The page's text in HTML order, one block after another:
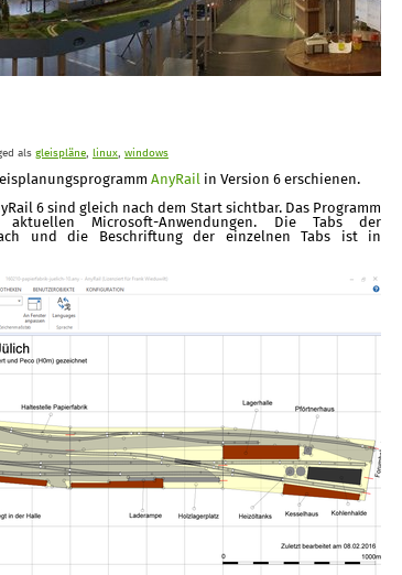
als gleispläne linux windows
AnyRail
in Version 6 erschienen.
6 sind gleich nach dem Start sichtbar. Das Programm
Microsoft-Anwendungen. Die Tabs der
und die Beschriftung der einzelnen Tabs ist in